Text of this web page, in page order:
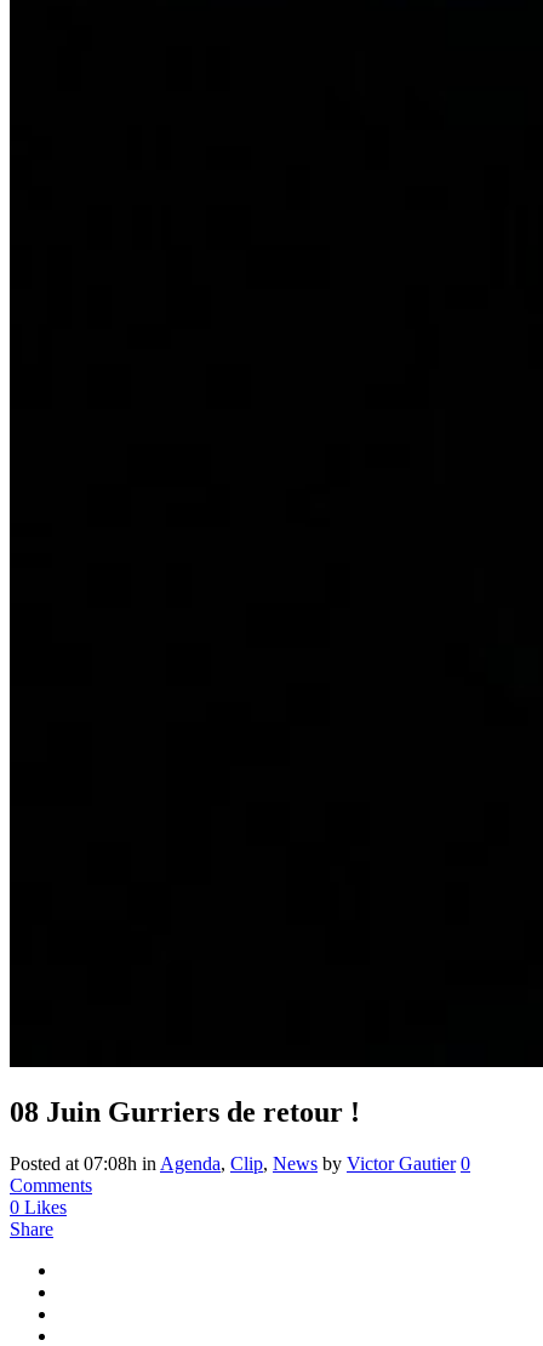
08 Juin Gurriers de retour !
Posted at 07:08h in Agenda, Clip, News by Victor Gautier 0
Comments
0 Likes
Share